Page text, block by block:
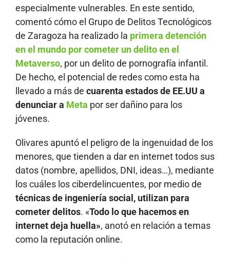
especialmente vulnerables. En este sentido,
comentó cómo el Grupo de Delitos Tecnológicos
de Zaragoza ha realizado la primera detención
en el mundo por cometer un delito en el
Metaverso, por un delito de pornografía infantil.
De hecho, el potencial de redes como esta ha
llevado a más de cuarenta estados de EE.UU a
denunciar a Meta por ser dañino para los
jóvenes.
Olivares apuntó el peligro de la ingenuidad de los
menores, que tienden a dar en internet todos sus
datos (nombre, apellidos, DNI, ideas…), mediante
los cuáles los ciberdelincuentes, por medio de
técnicas de ingeniería social, utilizan para
cometer delitos. «Todo lo que hacemos en
internet deja huella», anotó en relación a temas
como la reputación online.